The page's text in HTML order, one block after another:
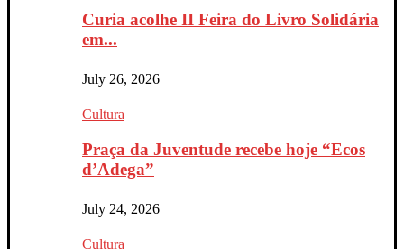
Curia acolhe II Feira do Livro Solidária
em...
July 26, 2026
Cultura
Praça da Juventude recebe hoje “Ecos
d’Adega”
July 24, 2026
Cultura